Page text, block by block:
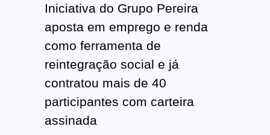
Iniciativa do Grupo Pereira
aposta em emprego e renda
como ferramenta de
reintegração social e já
contratou mais de 40
participantes com carteira
assinada